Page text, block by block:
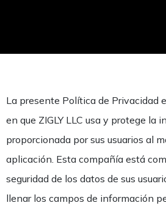
La presente Política de Privacidad
en que ZIGLY LLC usa y protege la
proporcionada por sus usuarios al
aplicación. Esta compañía está
seguridad de los datos de sus
llenar los campos de información